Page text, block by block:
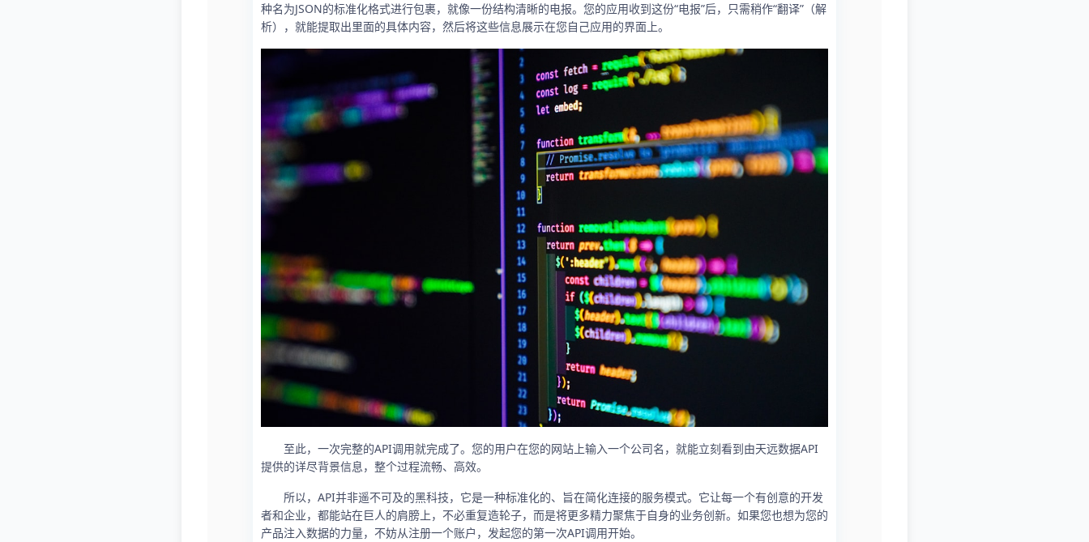
种名为JSON的标准化格式进行包裹，就像一份结构清晰的电报。您的应用收到这份“电报”后，只需稍作“翻译”（解
析），就能提取出里面的具体内容，然后将这些信息展示在您自己应用的界面上。
至此，一次完整的API调用就完成了。您的用户在您的网站上输入一个公司名，就能立刻看到由天远数据API
提供的详尽背景信息，整个过程流畅、高效。
所以，API并非遥不可及的黑科技，它是一种标准化的、旨在简化连接的服务模式。它让每一个有创意的开发
者和企业，都能站在巨人的肩膀上，不必重复造轮子，而是将更多精力聚焦于自身的业务创新。如果您也想为您的
产品注入数据的力量，不妨从注册一个账户，发起您的第一次API调用开始。